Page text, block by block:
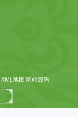
XML地图 网站源码